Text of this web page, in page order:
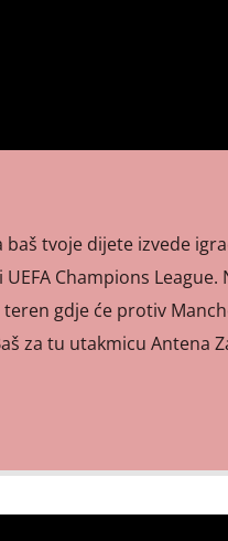
baš tvoje dijete izvede
Champions
gdje će protiv
za tu utakmicu Antena